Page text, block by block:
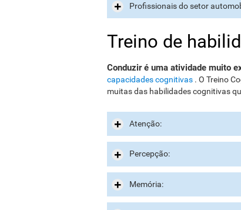
Profissionais do setor
Treino de
Conduzir é uma atividade muito
capacidades cognitivas . O Treino
muitas das habilidades cognitivas
Atenção:
Percepção:
Memória: